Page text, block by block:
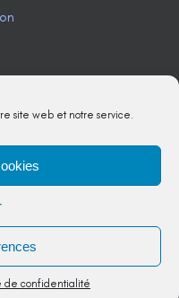
site web et notre service.
de confidentialité